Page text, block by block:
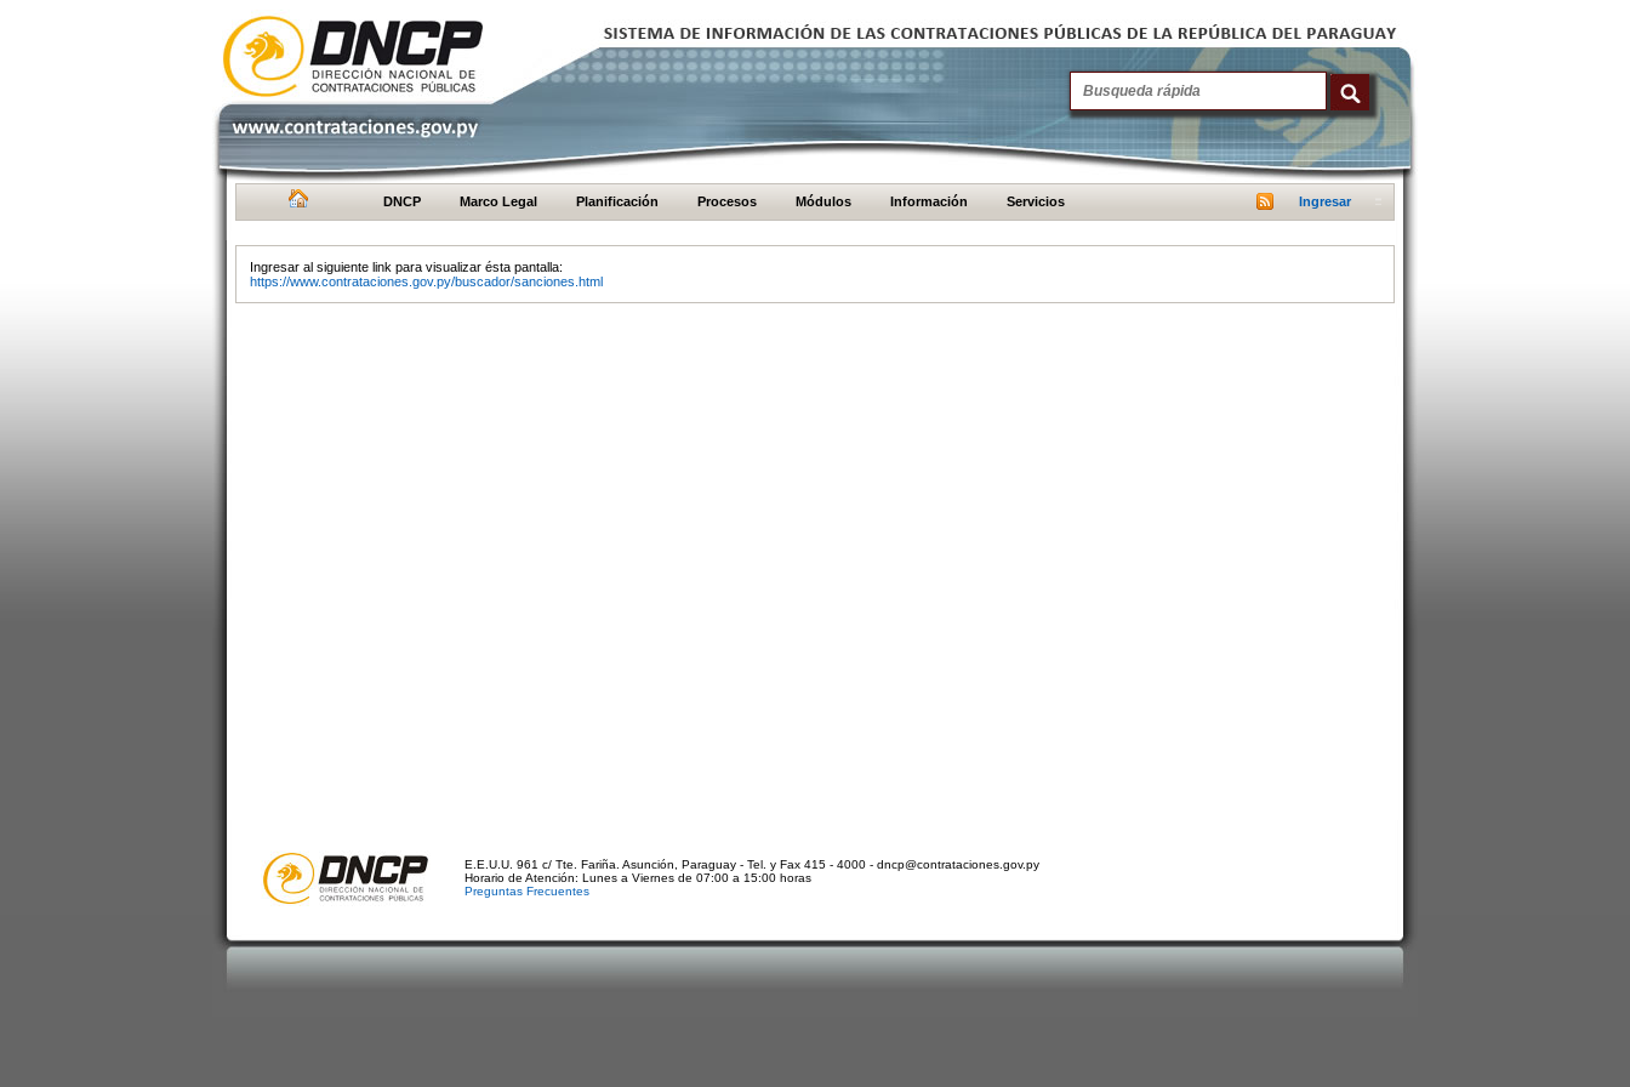
DNCP Marco Legal Planificación Procesos Módulos Información Servicios Ingresar
Ingresar al siguiente link para visualizar ésta pantalla:
https://www.contrataciones.gov.py/buscador/sanciones.html
E.E.U.U. 961 c/ Tte. Fariña. Asunción, Paraguay - Tel. y Fax 415 - 4000 - dncp@contrataciones.gov.py
Horario de Atención: Lunes a Viernes de 07:00 a 15:00 horas
Preguntas Frecuentes